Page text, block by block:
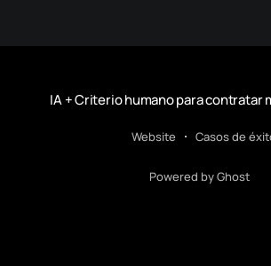
IA + Criterio humano para contratar
Website Casos de
Powered by Ghost